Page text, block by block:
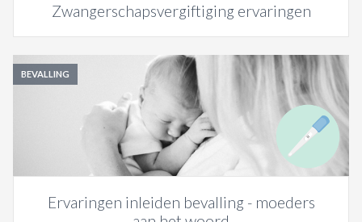
Zwangerschapsvergiftiging ervaringen
BEVALLING
Ervaringen inleiden bevalling - moeders